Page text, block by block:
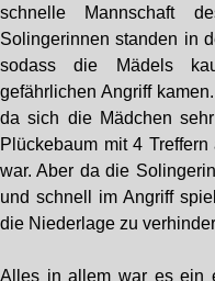
schnelle Mannschaft
Solingerinnen standen in
sodass die Mädels
gefährlichen Angriff
da sich die Mädchen
Plückebaum mit 4
war. Aber da die
und schnell im Angriff
die Niederlage zu
Alles in allem war es ein